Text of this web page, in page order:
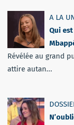
A LA
Qui
Révélée au grand
attire autan...